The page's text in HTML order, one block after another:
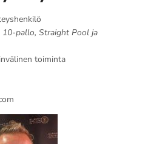
pallo, Straight Pool ja
toiminta